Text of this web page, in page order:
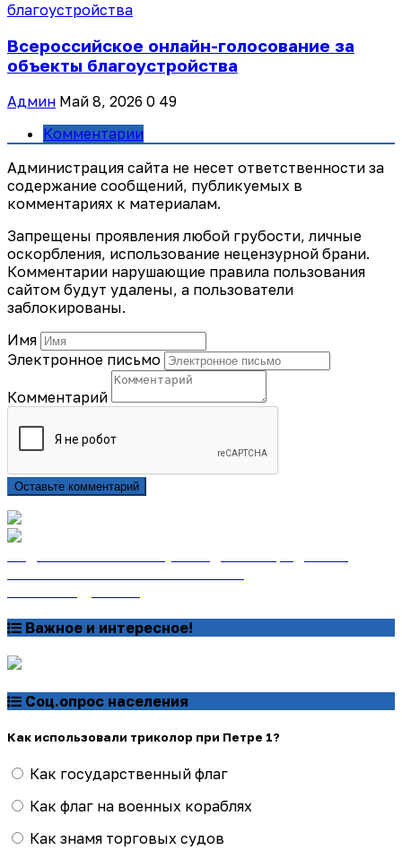
Всероссийское онлайн-голосование за
объекты благоустройства
Админ Май 8, 2026 0 49
Комментарии
Администрация сайта не несет ответственности за
содержание сообщений, публикуемых в
комментариях к материалам.
Запрещены проявления любой грубости, личные
оскорбления, использование нецензурной брани.
Комментарии нарушающие правила пользования
сайтом будут удалены, а пользователи
заблокированы.
Имя
Электронное письмо
Комментарий
Оставьте комментарий
Важное и интересное!
Соц.опрос населения
Как использовали триколор при Петре 1?
Как государственный флаг
Как флаг на военных кораблях
Как знамя торговых судов